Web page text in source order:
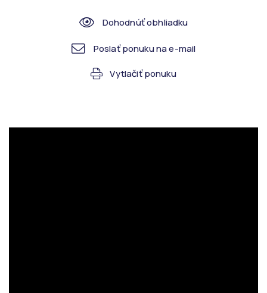
Dohodnúť obhliadku
Poslať ponuku na e-mail
Vytlačiť ponuku